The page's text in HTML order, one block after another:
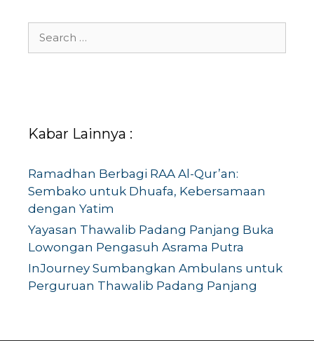
Search
Kabar Lainnya :
Ramadhan Berbagi RAA Al-Qur’an:
Sembako untuk Dhuafa, Kebersamaan
dengan Yatim
Yayasan Thawalib Padang Panjang Buka
Lowongan Pengasuh Asrama Putra
InJourney Sumbangkan Ambulans untuk
Perguruan Thawalib Padang Panjang